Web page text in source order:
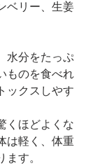
ベリー、生姜
水分をたっぷ
ものを食べれ
ックスしやす
くほどよくな
は軽く、体重
す。